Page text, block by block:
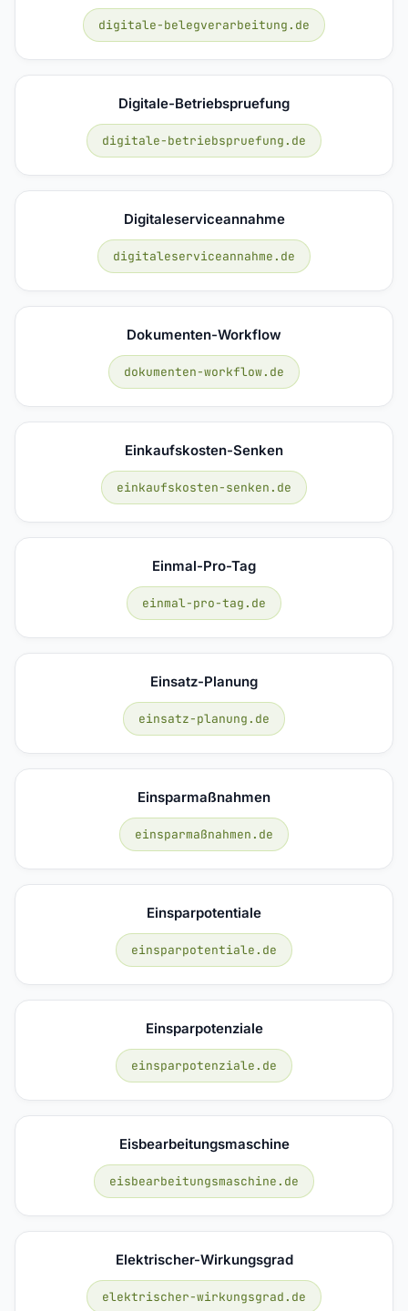
digitale-belegverarbeitung.de
Digitale-Betriebspruefung
digitale-betriebspruefung.de
Digitaleserviceannahme
digitaleserviceannahme.de
Dokumenten-Workflow
dokumenten-workflow.de
Einkaufskosten-Senken
einkaufskosten-senken.de
Einmal-Pro-Tag
einmal-pro-tag.de
Einsatz-Planung
einsatz-planung.de
Einsparmaßnahmen
einsparmaßnahmen.de
Einsparpotentiale
einsparpotentiale.de
Einsparpotenziale
einsparpotenziale.de
Eisbearbeitungsmaschine
eisbearbeitungsmaschine.de
Elektrischer-Wirkungsgrad
elektrischer-wirkungsgrad.de